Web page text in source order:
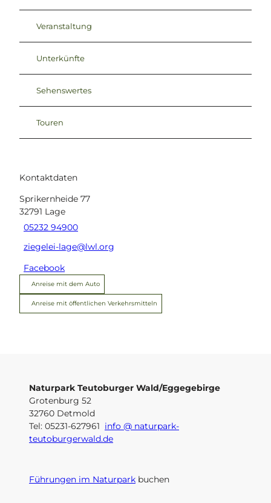
Veranstaltung
Unterkünfte
Sehenswertes
Touren
Kontaktdaten
Sprikernheide 77
32791 Lage
05232 94900
ziegelei-lage@lwl.org
Facebook
Anreise mit dem Auto
Anreise mit öffentlichen Verkehrsmitteln
Naturpark Teutoburger Wald/Eggegebirge
Grotenburg 52
32760 Detmold
Tel: 05231-627961 info @ naturpark-
teutoburgerwald.de
Führungen im Naturpark buchen